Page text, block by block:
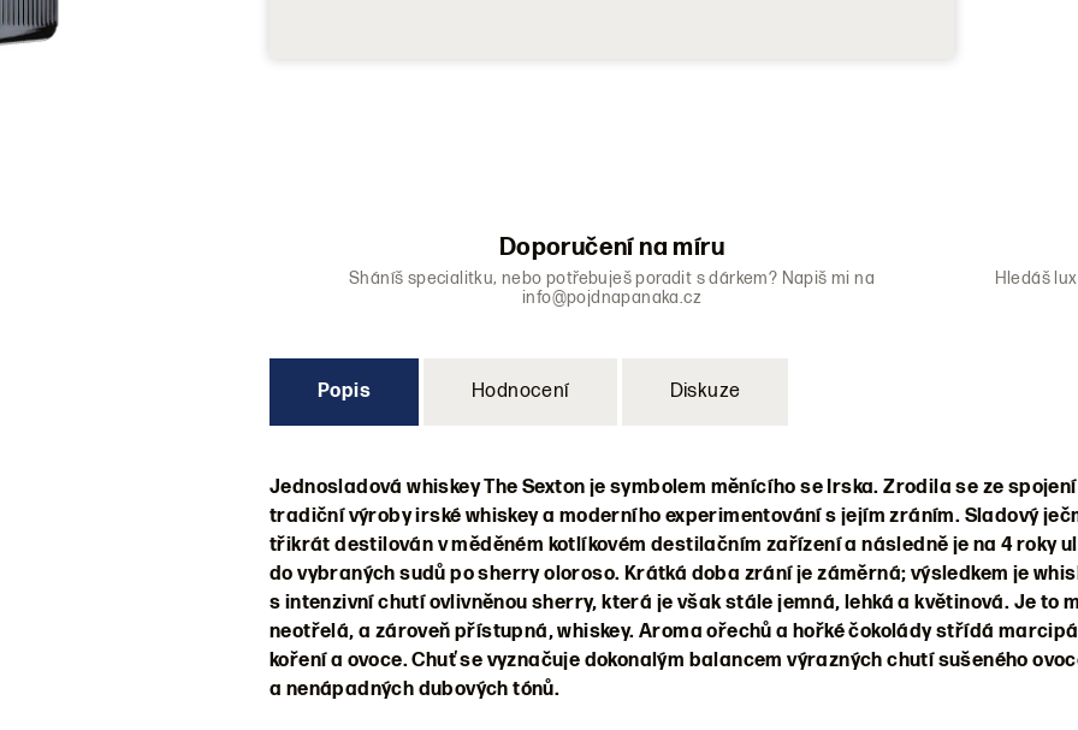
Doporučení na míru
Sháníš specialitku, nebo potřebuješ poradit s dárkem? Napiš mi na
info@pojdnapanaka.cz
Hledáš
Popis Hodnocení Diskuze
Jednosladová whiskey The Sexton je symbolem měnícího se Irska. Zrodila se ze spojení
tradiční výroby irské whiskey a moderního experimentování s jejím zráním. Sladový
třikrát destilován v měděném kotlíkovém destilačním zařízení a následně je na 4 roky
do vybraných sudů po sherry oloroso. Krátká doba zrání je záměrná; výsledkem je
s intenzivní chutí ovlivněnou sherry, která je však stále jemná, lehká a květinová. Je to
neotřelá, a zároveň přístupná, whiskey. Aroma ořechů a hořké čokolády střídá
koření a ovoce. Chuť se vyznačuje dokonalým balancem výrazných chutí sušeného
a nenápadných dubových tónů.